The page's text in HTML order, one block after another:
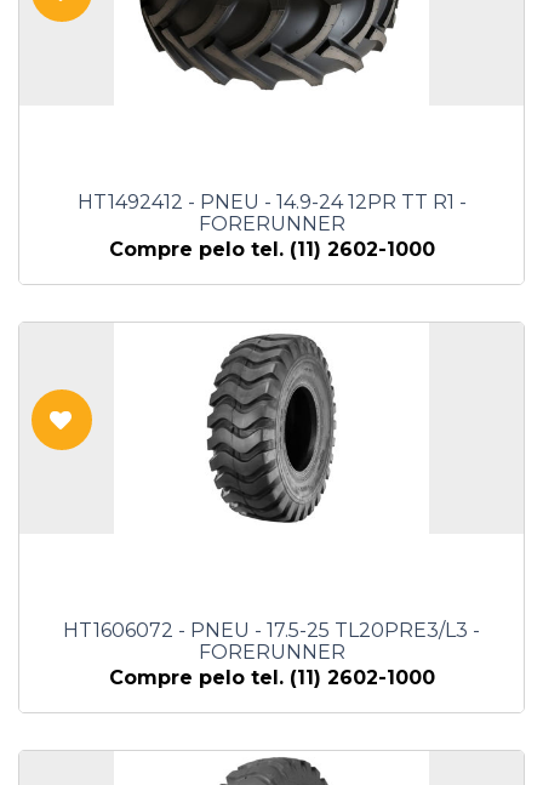
HT1492412 - PNEU - 14.9-24 12PR TT R1 -
FORERUNNER
Compre pelo tel. (11) 2602-1000
HT1606072 - PNEU - 17.5-25 TL20PRE3/L3 -
FORERUNNER
Compre pelo tel. (11) 2602-1000